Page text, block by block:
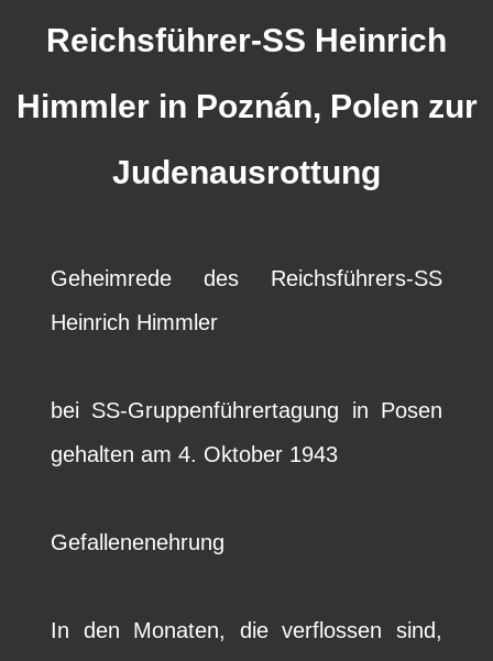
Reichsführer-SS Heinrich
Himmler in Poznán, Polen zur
Judenausrottung
Geheimrede des Reichsführers-SS
Heinrich Himmler
bei SS-Gruppenführertagung in Posen
gehalten am 4. Oktober 1943
Gefallenenehrung
In den Monaten, die verflossen sind,